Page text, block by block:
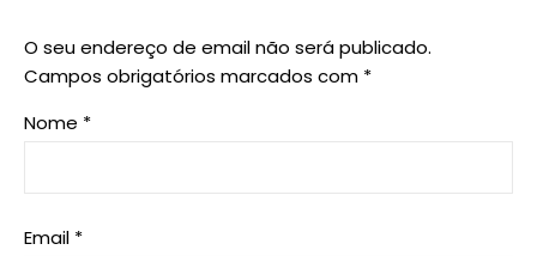
O seu endereço de email não será publicado.
Campos obrigatórios marcados com *
Nome *
Email *